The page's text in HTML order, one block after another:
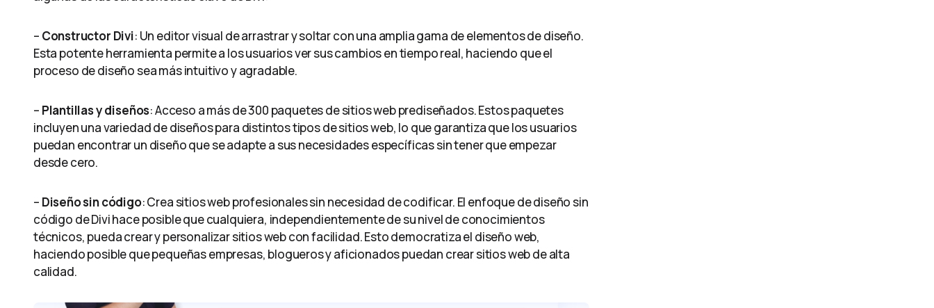
– Constructor Divi: Un editor visual de arrastrar y soltar con una amplia gama de elementos de diseño.
Esta potente herramienta permite a los usuarios ver sus cambios en tiempo real, haciendo que el
proceso de diseño sea más intuitivo y agradable.
– Plantillas y diseños: Acceso a más de 300 paquetes de sitios web prediseñados. Estos paquetes
incluyen una variedad de diseños para distintos tipos de sitios web, lo que garantiza que los usuarios
puedan encontrar un diseño que se adapte a sus necesidades específicas sin tener que empezar
desde cero.
– Diseño sin código: Crea sitios web profesionales sin necesidad de codificar. El enfoque de diseño sin
código de Divi hace posible que cualquiera, independientemente de su nivel de conocimientos
técnicos, pueda crear y personalizar sitios web con facilidad. Esto democratiza el diseño web,
haciendo posible que pequeñas empresas, blogueros y aficionados puedan crear sitios web de alta
calidad.